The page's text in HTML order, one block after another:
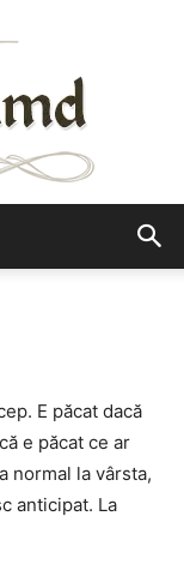
E păcat dacă
e păcat ce ar
normal la vârsta,
anticipat. La